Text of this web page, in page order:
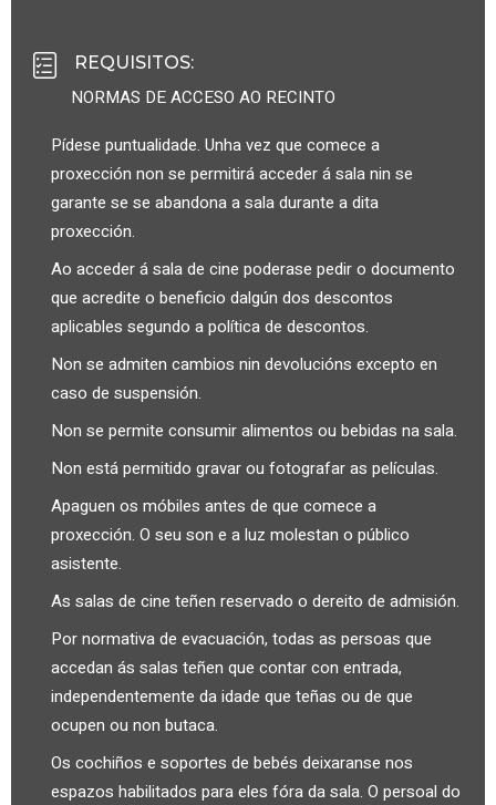
REQUISITOS:
NORMAS DE ACCESO AO RECINTO
Pídese puntualidade. Unha vez que comece a
proxección non se permitirá acceder á sala nin se
garante se se abandona a sala durante a dita
proxección.
Ao acceder á sala de cine poderase pedir o documento
que acredite o beneficio dalgún dos descontos
aplicables segundo a política de descontos.
Non se admiten cambios nin devolucións excepto en
caso de suspensión.
Non se permite consumir alimentos ou bebidas na sala.
Non está permitido gravar ou fotografar as películas.
Apaguen os móbiles antes de que comece a
proxección. O seu son e a luz molestan o público
asistente.
As salas de cine teñen reservado o dereito de admisión.
Por normativa de evacuación, todas as persoas que
accedan ás salas teñen que contar con entrada,
independentemente da idade que teñas ou de que
ocupen ou non butaca.
Os cochiños e soportes de bebés deixaranse nos
espazos habilitados para eles fóra da sala. O persoal do